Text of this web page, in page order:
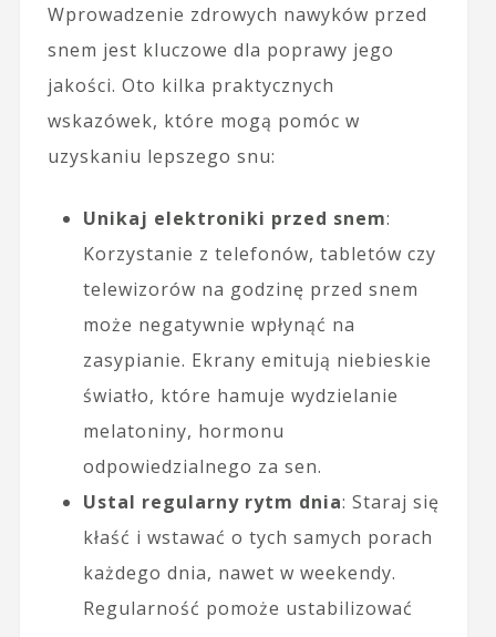
Wprowadzenie zdrowych nawyków przed
snem jest kluczowe dla poprawy jego
jakości. Oto kilka praktycznych
wskazówek, które mogą pomóc w
uzyskaniu lepszego snu:
Unikaj elektroniki przed snem:
Korzystanie z telefonów, tabletów czy
telewizorów na godzinę przed snem
może negatywnie wpłynąć na
zasypianie. Ekrany emitują niebieskie
światło, które hamuje wydzielanie
melatoniny, hormonu
odpowiedzialnego za sen.
Ustal regularny rytm dnia: Staraj się
kłaść i wstawać o tych samych porach
każdego dnia, nawet w weekendy.
Regularność pomoże ustabilizować